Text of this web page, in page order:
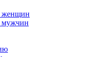
женщин
мужчин